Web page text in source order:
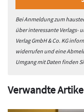
Bei Anmeldung zum
über interessante Verlags-
Verlag GmbH & Co. KG
widerrufen und eine
Umgang mit Daten finden
Verwandte